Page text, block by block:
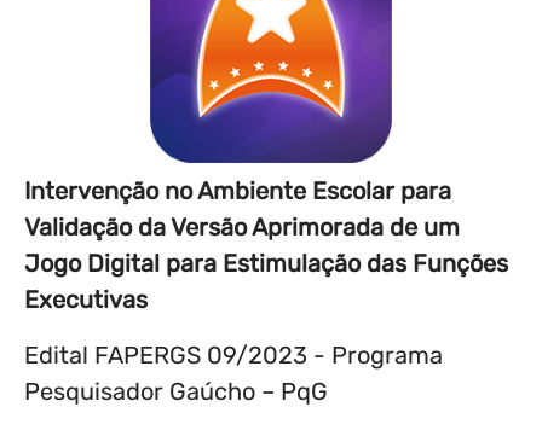
Intervenção no Ambiente Escolar para
Validação da Versão Aprimorada de um
Jogo Digital para Estimulação das Funções
Executivas
Edital FAPERGS 09/2023 - Programa
Pesquisador Gaúcho – PqG